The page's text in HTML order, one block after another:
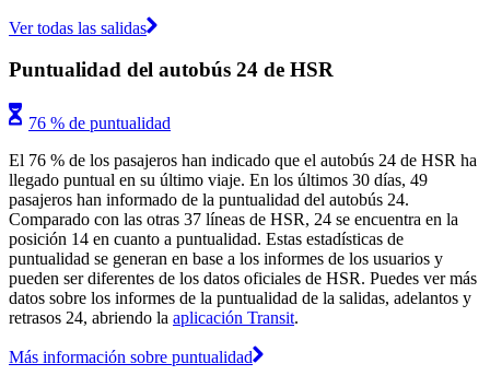
Ver todas las salidas
Puntualidad del autobús 24 de HSR
76 % de puntualidad
El 76 % de los pasajeros han indicado que el autobús 24 de HSR ha
llegado puntual en su último viaje. En los últimos 30 días, 49
pasajeros han informado de la puntualidad del autobús 24.
Comparado con las otras 37 líneas de HSR, 24 se encuentra en la
posición 14 en cuanto a puntualidad. Estas estadísticas de
puntualidad se generan en base a los informes de los usuarios y
pueden ser diferentes de los datos oficiales de HSR. Puedes ver más
datos sobre los informes de la puntualidad de la salidas, adelantos y
retrasos 24, abriendo la aplicación Transit.
Más información sobre puntualidad